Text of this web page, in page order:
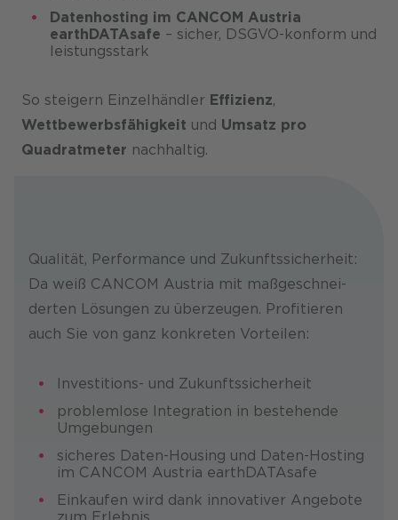
Datenhosting im CANCOM Austria
earthDATAsafe – sicher, DSGVO-konform und
leistungsstark
So steigern Einzelhändler Effizienz,
Wettbewerbsfähigkeit und Umsatz pro
Quadratmeter nachhaltig.
Qualität, Perfor­mance und Zukunfts­sicherheit:
Da weiß CANCOM Austria mit maß­geschnei­
derten Lösun­gen zu über­zeugen. Profi­tieren
auch Sie von ganz konkreten Vorteilen:
Investitions- und Zukunfts­sicherheit
problem­lose Inte­gration in beste­hende
Umgebungen
sicheres Daten-Housing und Daten-Hosting
im CANCOM Austria earthDATAsafe
Einkaufen wird dank inno­vativer Angebote